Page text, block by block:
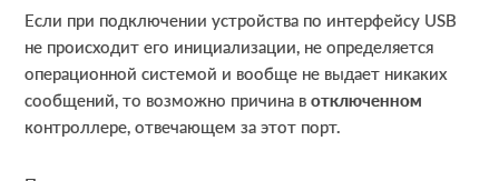
Если при подключении устройства по интерфейсу USB
не происходит его инициализации, не определяется
операционной системой и вообще не выдает никаких
сообщений, то возможно причина вотключенном
контроллере, отвечающем за этот порт.